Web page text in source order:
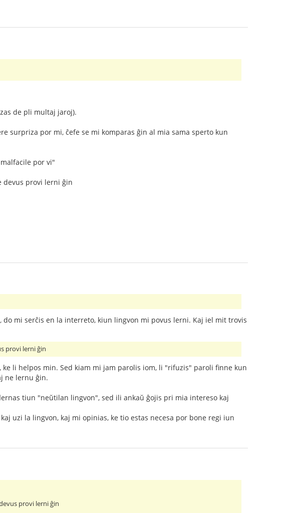
de pli multaj jaroj).
surpriza por mi, ĉefe se mi komparas ĝin al mia sama sperto kun
por vi"
devus provi lerni ĝin
mi serĉis en la interreto, kiun lingvon mi povus lerni. Kaj iel mit trovis
provi lerni ĝin
li helpos min. Sed kiam mi jam parolis iom, li "rifuzis" paroli finne kun
ne lernu ĝin.
tiun "neŭtilan lingvon", sed ili ankaŭ ĝojis pri mia intereso kaj
uzi la lingvon, kaj mi opinias, ke tio estas necesa por bone regi iun
provi lerni ĝin